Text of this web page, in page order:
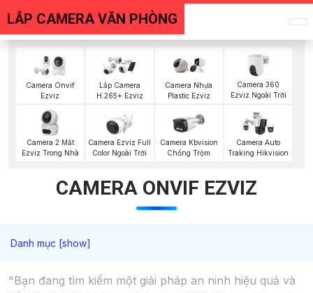
LẮP CAMERA VĂN PHÒNG
Camera Onvif
Ezviz
Lắp Camera
H.265+ Ezviz
Camera Nhựa
Plastic Ezviz
Camera 360
Ezviz Ngoài Trời
Camera 2 Mắt
Ezviz Trong Nhà
Camera Ezviz Full
Color Ngoài Trời
Camera Kbvision
Chống Trộm
Camera Auto
Traking Hikvision
CAMERA ONVIF EZVIZ
"Bạn đang tìm kiếm một giải pháp an ninh hiệu quả và